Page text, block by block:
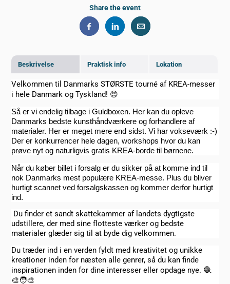
Beskrivelse Praktisk info Lokation
Velkommen til Danmarks STØRSTE tourné af KREA-messer
i hele Danmark og Tyskland! 😍
Så er vi endelig tilbage i Guldboxen. Her kan du opleve
Danmarks bedste kunsthåndværkere og forhandlere af
materialer. Her er meget mere end sidst. Vi har vokseværk :-)
Der er konkurrencer hele dagen, workshops hvor du kan
prøve nyt og naturligvis gratis KREA-borde til børnene.
Når du køber billet i forsalg er du sikker på at komme ind til
nok Danmarks mest populære KREA-messe. Plus du bliver
hurtigt scannet ved forsalgskassen og kommer derfor hurtigt
ind.
Du finder et sandt skattekammer af landets dygtigste
udstillere, der med sine flotteste værker og bedste
materialer glæder sig til at byde dig velkommen.
Du træder ind i en verden fyldt med kreativitet og unikke
kreationer inden for næsten alle genrer, så du kan finde
inspirationen inden for dine interesser eller opdage nye. 🧶
🎨🧑‍🎨
Share the event